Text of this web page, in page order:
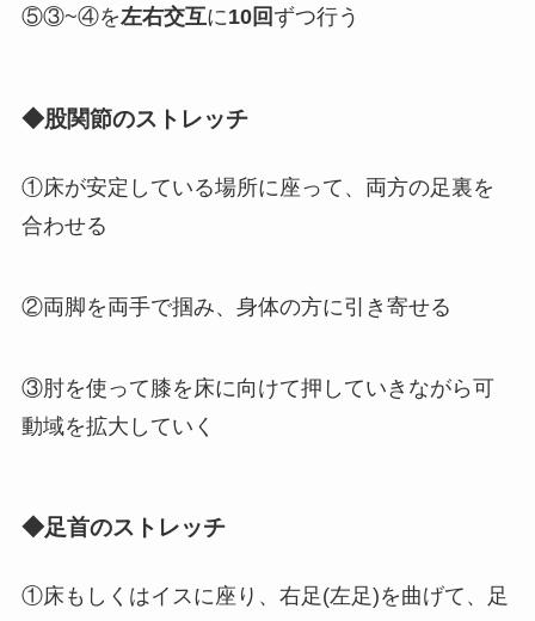
⑤③~④を左右交互に10回ずつ行う
◆股関節のストレッチ
①床が安定している場所に座って、両方の足裏を
合わせる
②両脚を両手で掴み、身体の方に引き寄せる
③肘を使って膝を床に向けて押していきながら可
動域を拡大していく
◆足首のストレッチ
①床もしくはイスに座り、右足(左足)を曲げて、足